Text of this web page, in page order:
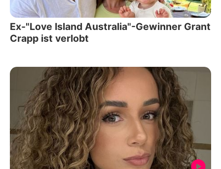
Ex-"Love Island Australia"-Gewinner Grant
Crapp ist verlobt